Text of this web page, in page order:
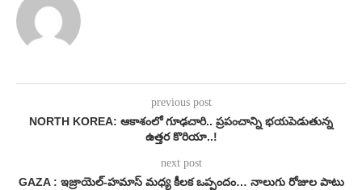
previous post
NORTH KOREA: ఆకాశంలో గూఢచారి.. ప్రపంచాన్ని భయపెడుతున్న
ఉత్తర కొరియా..!
next post
GAZA : ఇజ్రాయెల్-హమాస్ మధ్య కీలక ఒప్పందం… నాలుగు రోజుల పాటు